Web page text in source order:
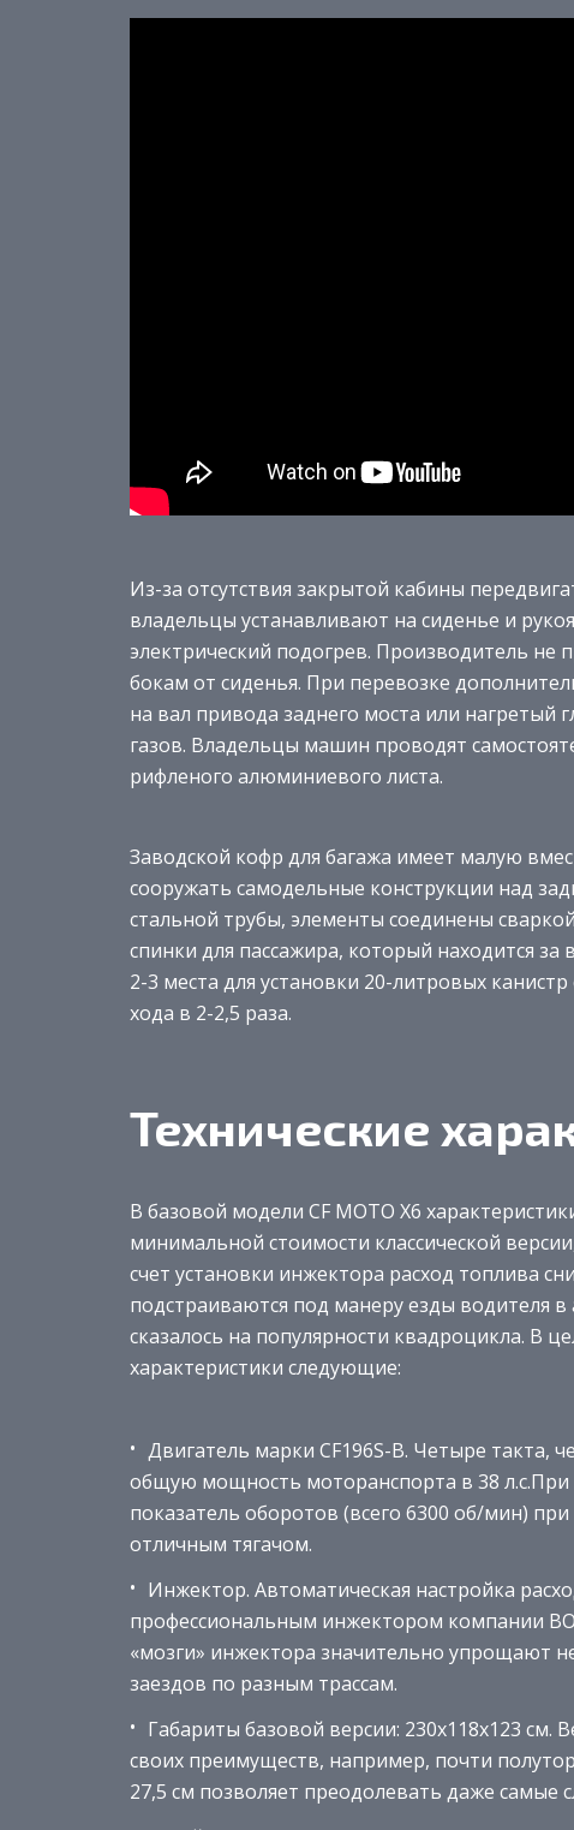
Из-за отсутствия закрытой кабины
владельцы устанавливают на сиденье и
электрический подогрев. Производитель не
бокам от сиденья. При перевозке
на вал привода заднего моста или нагретый
газов. Владельцы машин проводят
рифленого алюминиевого листа.
Заводской кофр для багажа имеет малую
сооружать самодельные конструкции над
стальной трубы, элементы соединены
спинки для пассажира, который находится
2-3 места для установки 20-литровых
хода в 2-2,5 раза.
Технические
В базовой модели CF MOTO X6
минимальной стоимости классической
счет установки инжектора расход топлива
подстраиваются под манеру езды водителя
сказалось на популярности квадроцикла. В
характеристики следующие:
Двигатель марки CF196S-B. Четыре такта,
общую мощность моторанспорта в 38
показатель оборотов (всего 6300 об/мин)
отличным тягачом.
Инжектор. Автоматическая настройка
профессиональным инжектором компании
«мозги» инжектора значительно упрощают
заездов по разным трассам.
Габариты базовой версии: 230х118х123
своих преимуществ, например, почти
27,5 см позволяет преодолевать даже самые